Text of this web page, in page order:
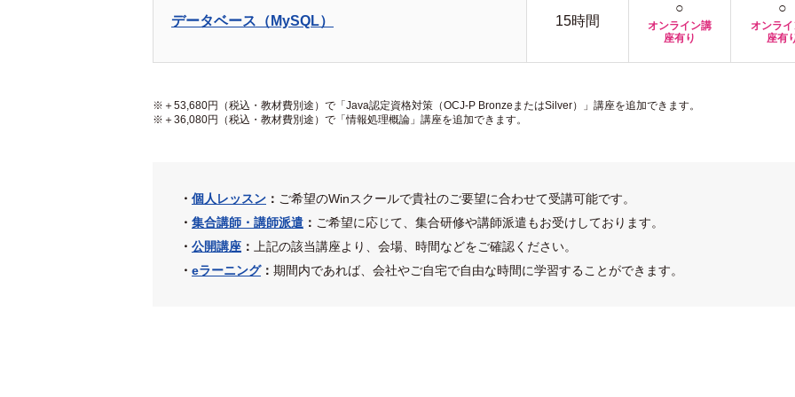
データベース（MySQL） 15時間
○
オンライン講
座有り
○
オンラ
座有
＋53,680円（税込・教材費別途）で「Java認定資格対策（OCJ-P BronzeまたはSilver）」講座を追加できます。
＋36,080円（税込・教材費別途）で「情報処理概論」講座を追加できます。
・ 個人レッスン ： ご希望のWinスクールで貴社のご要望に合わせて受講可能です。
・ 集合講師・講師派遣 ： ご希望に応じて、集合研修や講師派遣もお受けしております。
・ 公開講座 ：
上記の該当講座より、会場、時間などをご確認ください。
・ eラーニング： 期間内であれば、会社やご自宅で自由な時間に学習することができます。